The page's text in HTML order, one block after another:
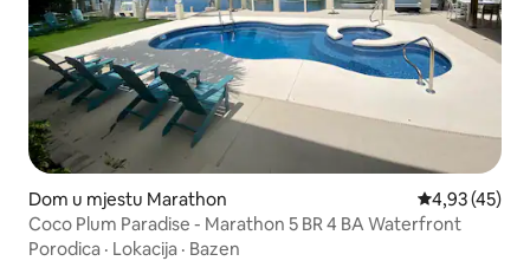
Dom u mjestu Marathon Prosječna
4,93 (45)
Coco Plum Paradise - Marathon 5 BR 4 BA Waterfront
Porodica · Lokacija · Bazen